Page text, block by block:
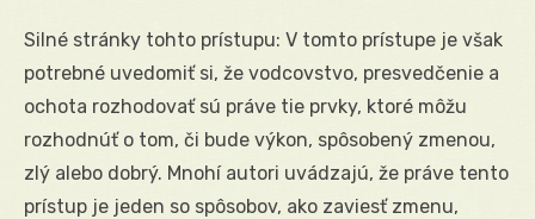
Silné stránky tohto prístupu: V tomto prístupe je však
potrebné uvedomiť si, že vodcovstvo, presvedčenie a
ochota rozhodovať sú práve tie prvky, ktoré môžu
rozhodnúť o tom, či bude výkon, spôsobený zmenou,
zlý alebo dobrý. Mnohí autori uvádzajú, že práve tento
prístup je jeden so spôsobov, ako zaviesť zmenu,